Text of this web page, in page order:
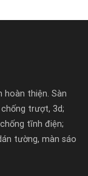
hoàn thiện. Sàn
trượt, 3d;
tĩnh điện;
tường, màn sáo